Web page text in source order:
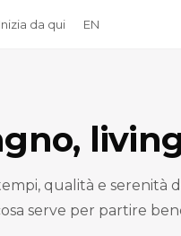
Inizia da qui EN
qualità e serenità
serve per partire